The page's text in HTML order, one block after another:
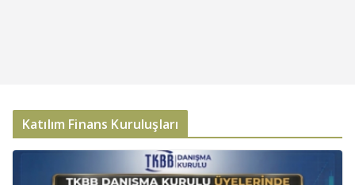
Katılım Finans Kuruluşları